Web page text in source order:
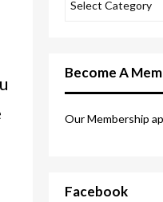
Become A
Our Membership
Facebook